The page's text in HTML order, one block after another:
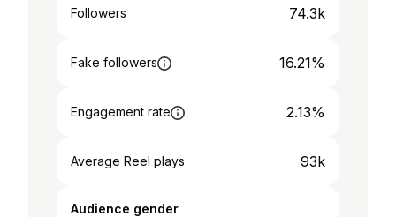
Followers 74.3k
Fake followers 16.21%
Engagement rate 2.13%
Average Reel plays 93k
Audience gender